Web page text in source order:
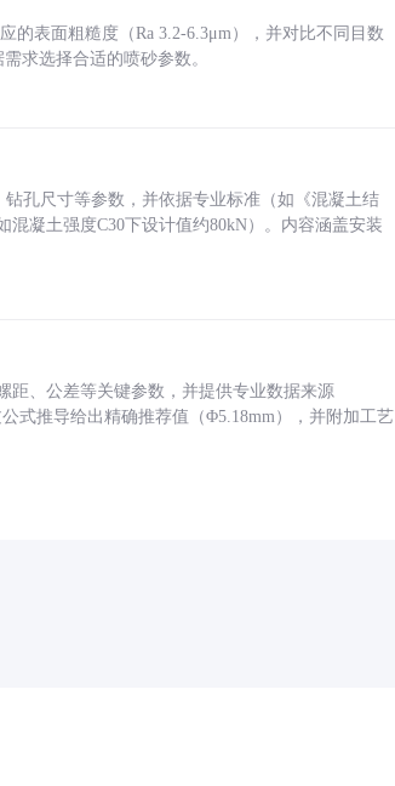
的表面粗糙度（Ra 3.2-6.3μm），并对比不同目数
求选择合适的喷砂参数。
孔尺寸等参数，并依据专业标准（如《混凝土结
混凝土强度C30下设计值约80kN）。内容涵盖安装
距、公差等关键参数，并提供专业数据来源
式推导给出精确推荐值（Φ5.18mm），并附加工艺